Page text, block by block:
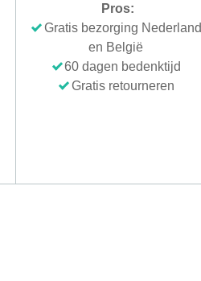
Pros:
Gratis bezorging Nederland
en België
60 dagen bedenktijd
Gratis retourneren